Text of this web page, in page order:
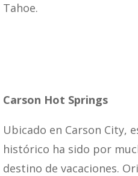
Tahoe.
Carson Hot Springs
Ubicado en Carson City,
histórico ha sido por
destino de vacaciones.